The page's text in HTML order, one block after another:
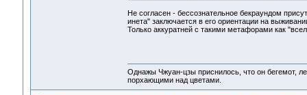
Не согласен - бессознательное бекраундом
инета" заключается в его ориентации на
Только аккуратней с такими метафорами как
Однажы Чжуан-цзы приснилось, что он бегемот,
порхающими над цветами.